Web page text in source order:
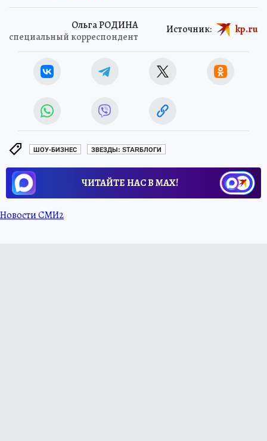
Ольга РОДИНА
специальный корреспондент
Источник: kp.ru
ШОУ-БИЗНЕС ЗВЕЗДЫ: STARБЛОГИ
ЧИТАЙТЕ НАС В МАХ!
Новости СМИ2